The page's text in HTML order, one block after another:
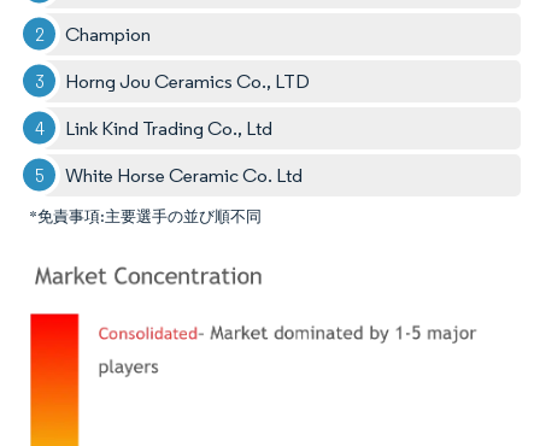
Champion
Horng Jou Ceramics Co., LTD
Link Kind Trading Co., Ltd
White Horse Ceramic Co. Ltd
*免責事項:主要選手の並び順不同